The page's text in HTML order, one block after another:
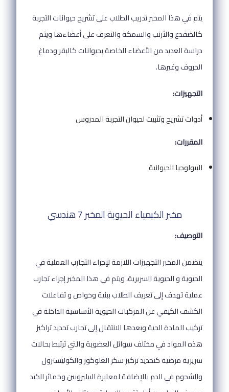
يتم في هذا المخبر تدريب الطلاب على تشريح حيوانات التجربة
كالضفدع والأرنب والسمكة والتعرف على أعضاءها ويتم
دراسة العديد من الأعضاء الخاصة بحيوانات كالبقر ودماغ
الخروف وغيرها.
التجهيزات:
أدوات تشريح وتثبيت لحيوان التجربة المدروس
المقررات:
البيولوجيا الحيوانية
مخبر الكيمياء الحيوية المخبر 7 هندسي
التوصيف:
يتضمن المخبر التجهيزات اللازمة لإجراء التجارب العملية في
الحيوية و الحيوية السريرية، ويتم في هذا المخبر إجراء تجارب
عملية تهدف إلى تعريف الطلاب ببنية وخواص و تفاعلات
الكشف الكيفي عن المركبات الحيوية الأساسية الداخلة في
تركيب المادة الحية وبعدها الانتقال إلى تجارب تحديد تراكيز
هذه المواد في مختلف سوائل العضوية والتي ترتبط بحالات
سريرية مرضية كتحديد تركيز سكر الغلوكوز والكوليسترول
والشحوم في الدم بالإضافة لمعايرة البيليروبين وخمائر الكبد